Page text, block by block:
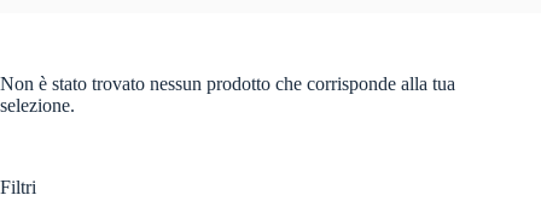
Non è stato trovato nessun prodotto che corrisponde alla tua
selezione.
Filtri